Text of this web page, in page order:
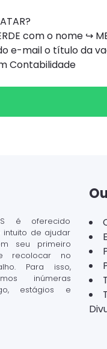
com o nome ↪
e-mail o título da
Contabilidade
é oferecido
de ajudar
seu primeiro
recolocar no
Para isso,
inúmeras
estágios e